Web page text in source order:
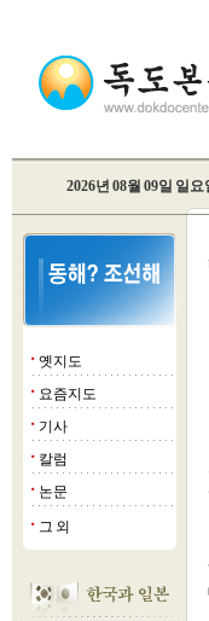
2026년 08월 09일 일요
■ 옛지도
■ 요즘지도
■ 기사
■ 칼럼
■ 논문
■ 그 외